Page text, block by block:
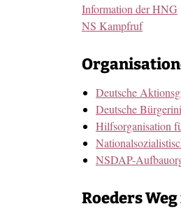
Information der HNG
NS Kampfruf
Deutsche
Deutsche
Hilfsorganisation
NSDAP-
Roeders